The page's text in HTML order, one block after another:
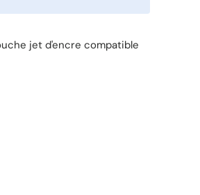
jet d'encre compatible